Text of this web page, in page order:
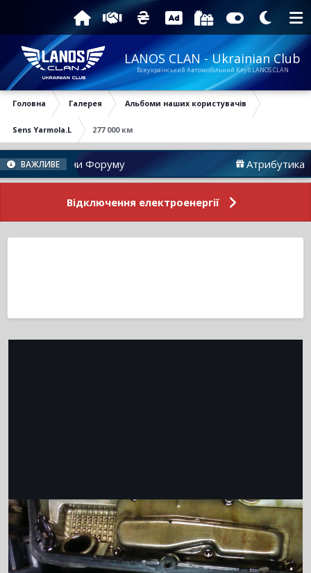
LANOS CLAN - Ukrainian Club
Всеукраїнський Автомобільний Клуб LANOS CLAN
Головна Галерея Альбоми наших користувачів
Sens Yarmola.L 277 000 км
ВАЖЛИВЕ
Новини Форуму Атрибутика
Відключення електроенергії